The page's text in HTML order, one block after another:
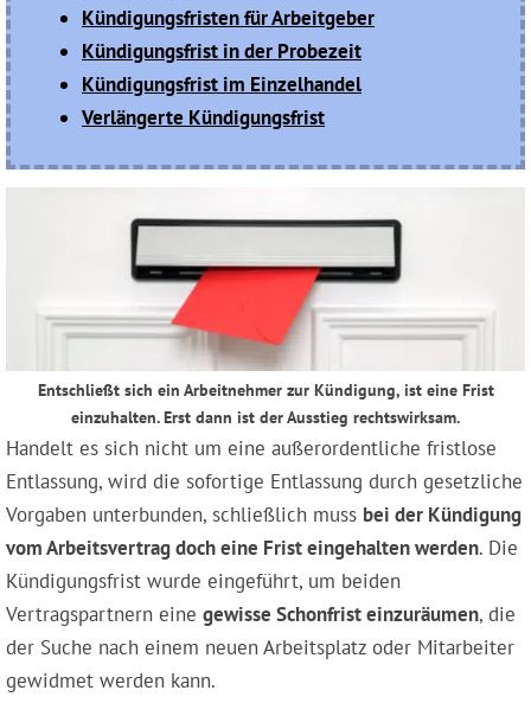
Kündigungsfristen für Arbeitgeber
Kündigungsfrist in der Probezeit
Kündigungsfrist im Einzelhandel
Verlängerte Kündigungsfrist
Entschließt sich ein Arbeitnehmer zur Kündigung, ist eine Frist
einzuhalten. Erst dann ist der Ausstieg rechtswirksam.
Handelt es sich nicht um eine außerordentliche fristlose
Entlassung, wird die sofortige Entlassung durch gesetzliche
Vorgaben unterbunden, schließlich muss bei der Kündigung
vom Arbeitsvertrag doch eine Frist eingehalten werden. Die
Kündigungsfrist wurde eingeführt, um beiden
Vertragspartnern eine gewisse Schonfrist einzuräumen, die
der Suche nach einem neuen Arbeitsplatz oder Mitarbeiter
gewidmet werden kann.